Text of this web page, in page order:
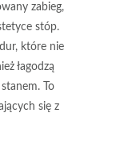
zabieg,
stóp.
które nie
łagodzą
To
się z